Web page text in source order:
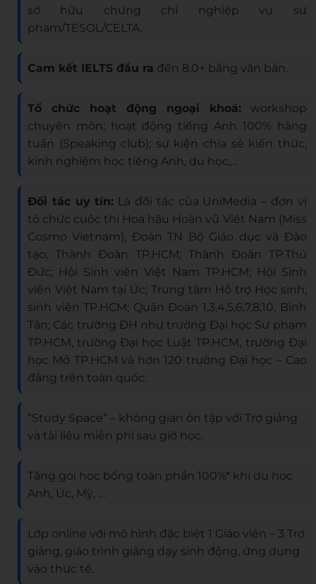
sở hữu chứng chỉ nghiệp vụ sư
phạm/TESOL/CELTA.
Cam kết IELTS đầu ra đến 8.0+ bằng văn bản.
Tổ chức hoạt động ngoại khoá:workshop
chuyên môn; hoạt động tiếng Anh 100% hàng
tuần (Speaking club); sự kiện chia sẻ kiến thức,
kinh nghiệm học tiếng Anh, du học,…
Đối tác uy tín: Là đối tác của UniMedia – đơn vị
tổ chức cuộc thi Hoa hậu Hoàn vũ Việt Nam (Miss
Cosmo Vietnam), Đoàn TN Bộ Giáo dục và Đào
tạo; Thành Đoàn TP.HCM; Thành Đoàn TP.Thủ
Đức; Hội Sinh viên Việt Nam TP.HCM; Hội Sinh
viên Việt Nam tại Úc; Trung tâm Hỗ trợ Học sinh,
sinh viên TP.HCM; Quận Đoàn 1,3,4,5,6,7,8,10, Bình
Tân; Các trường ĐH như trường Đại học Sư phạm
TP.HCM, trường Đại học Luật TP.HCM, trường Đại
học Mở TP.HCM và hơn 120 trường Đại học – Cao
đẳng trên toàn quốc.
“Study Space” – không gian ôn tập với Trợ giảng
và tài liệu miễn phí sau giờ học.
Tặng gói học bổng toàn phần 100%* khi du học
Anh, Úc, Mỹ, …
Lớp online với mô hình đặc biệt 1 Giáo viên – 3 Trợ
giảng, giáo trình giảng dạy sinh động, ứng dụng
vào thực tế.